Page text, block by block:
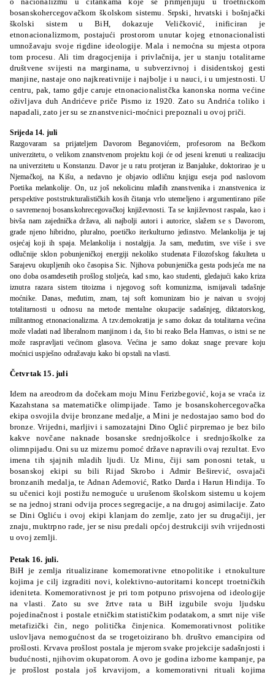
bosanskohercegovačkom školskom sistemu. Srpski, hrvatski i bošnjački
školski sistem u BiH, dokazuje Veličković, inificiran je
etnonacionalizmom, postajući prostorom unutar kojeg etnonacionalisti
umnožavaju svoje rigdine ideologije. Mala i nemoćna su mjesta otpora
tom procesu. Ali tim dragocjenija i privlačnija, jer u stanju totalitarne
društvene svijesti na marginama, u subverzivnoj i disidentskoj gesti
manjine, nastaje ono najkreativnije i najbolje i u nauci, i u umjestnosti. U
centru, pak, tamo gdje caruje etnonacionalistčka kanonska norma većine
oživljava duh Andrićeve priče Pismo iz 1920. Zato su Andrića toliko i
napadali, zato jer su se znanstvenici-moćnici prepoznali u ovoj priči.
Srijeda 14. juli
Razgovaram sa prijateljem Davorom Beganovićem, profesorom na Bečkom
univerzitetu, o velikom znanstvenom projektu koji će od jeseni krenuti u realizaciju
na univerzitetu u Konstanzu. Davor je u ratu protjeran iz Banjaluke, doktorirao je u
Njemačkoj, na Kišu, a nedavno je objavio odličnu knjigu eseja pod naslovom
Poetika melankolije. On, uz još nekolicinu mlađih znanstvenika i znanstvenica iz
perspektive poststrukturalističkih kosih čitanja vrlo utemeljeno i argumentirano piše
o savremenoj bosanskohrecegovačkoj književnosti. Ta se književnost raspala, kao i
bivša nam zajednička država, ali najbolji autori i autorice, slažem se s Davorom,
grade njeno hibridno, pluralno, poetičko iterkulturno jedinstvo. Melankolija je taj
osjećaj koji ih spaja. Melankolija i nostalgija. Ja sam, međutim, sve više i sve
odlučnije sklon pobunjeničkoj energiji nekoliko studenata Filozofskog fakulteta u
Sarajevu okupljenih oko časopisa Sic. Njihova pobunjenička gesta podsjeća me na
ono doba osamdesetih prošlog stoljeća, kad smo, kao studenti, gledajući kako kriza
iznutra razara sistem titoizma i njegovog soft komunizma, ismijavali tadašnje
moćnike. Danas, međutim, znam, taj soft komunizam bio je naivan u svojoj
totalitarnosti u odnosu na metode mentalne okupacije sadašnjeg, diktatorskog,
militantnog etnonacionalizma. A tzv.demokratija je samo dokaz da totalitarna većina
može vladati nad liberalnom manjinom i da, što bi reako Bela Hamvas, o istni se ne
može raspravljati većinom glasova. Većina je samo dokaz snage prevare koju
moćnici uspješno odražavaju kako bi opstali na vlasti.
Četvrtak 15. juli
Idem na areodrom da dočekam moju Minu Ferizbegović, koja se vraća iz
Kazahstana sa matematičke olimpijade. Tamo je bosanskohercegovačka
ekipa osvojila dvije bronzane medalje, a Mini je nedostajao samo bod do
bronze. Vrijedni, marljivi i samozatajni Dino Oglić pirpremao je bez bilo
kakve novčane naknade bosanske srednjoškolce i srednjoškolke za
olimnpijadu. Oni su uz mizernu pomoć države napravili ovaj rezultat. Evo
imena tih sjajnih mladih ljudi. Uz Minu, čiji sam ponosni tetak, u
bosanskoj ekipi su bili Rijad Skrobo i Admir Beširević, osvajači
bronzanih medalja, te Adnan Ademović, Ratko Darda i Harun Hindija. To
su učenici koji postižu nemoguće u urušenom školskom sistemu u kojem
se na jednoj strani odvija proces segregacije, a na drugoj asimilacije. Zato
se Dini Ogliću i ovoj ekipi klanjam do zemlje, zato jer su drugačiji, jer
znaju, muktrpno rade, jer se nisu predali općoj destrukciji svih vrijednosti
u ovoj zemlji.
Petak 16. juli.
BiH je zemlja ritualizirane komemorativne etnopolitike i etnokulture
kojima je cilj izgraditi novi, kolektivno-autoritarni koncept troetničkih
ideniteta. Komemorativnost je pri tom potpuno prisvojena od ideologije
na vlasti. Zato su sve žrtve rata u BiH izgubile svoju ljudsku
pojedinačnost i postale etničkim statističkim podatakom, a smrt nije više
metafizički čin, nego politička činjenica. Komemorativnost politike
uslovljava nemogućnost da se trogetoizirano bh. društvo emancipira od
prošlosti. Krvava prošlost postala je mjerom svake projekcije sadašnjosti i
budućnosti, njihovim okupatorom. A ovo je godina izborne kampanje, pa
je prošlost postala još krvavijom, a komemorativni rituali kojima